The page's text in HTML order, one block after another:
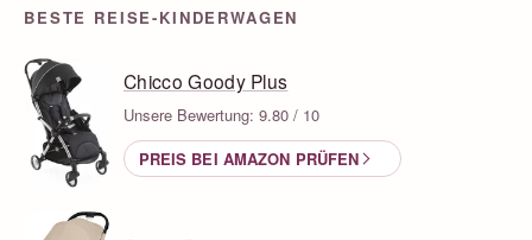
BESTE REISE-KINDERWAGEN
Chicco Goody Plus
Unsere Bewertung: 9.80 / 10
PREIS BEI AMAZON PRÜFEN